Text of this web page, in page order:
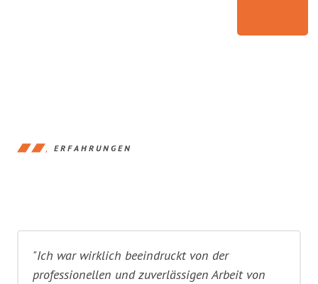
ERFAHRUNGEN
"Ich war wirklich beeindruckt von der
professionellen und zuverlässigen Arbeit von